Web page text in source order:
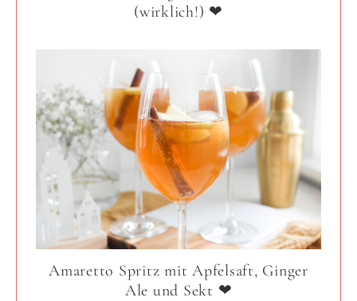
(wirklich!) ❤
Amaretto Spritz mit Apfelsaft, Ginger
Ale und Sekt ❤